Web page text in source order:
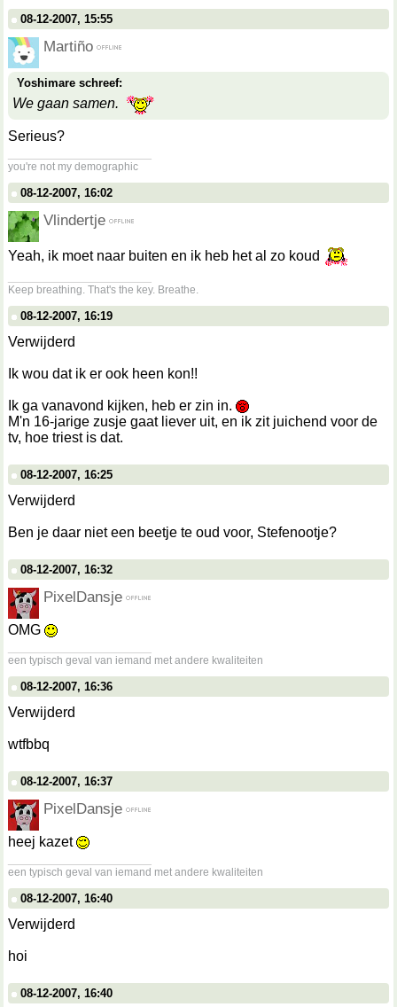
08-12-2007, 15:55
Martiño
Yoshimare schreef:
We gaan samen.
Serieus?
you're not my demographic
08-12-2007, 16:02
Vlindertje
Yeah, ik moet naar buiten en ik heb het al zo koud
Keep breathing. That's the key. Breathe.
08-12-2007, 16:19
Verwijderd
Ik wou dat ik er ook heen kon!!
Ik ga vanavond kijken, heb er zin in.
M'n 16-jarige zusje gaat liever uit, en ik zit juichend voor de
tv, hoe triest is dat.
08-12-2007, 16:25
Verwijderd
Ben je daar niet een beetje te oud voor, Stefenootje?
08-12-2007, 16:32
PixelDansje
OMG
een typisch geval van iemand met andere kwaliteiten
08-12-2007, 16:36
Verwijderd
wtfbbq
08-12-2007, 16:37
PixelDansje
heej kazet
een typisch geval van iemand met andere kwaliteiten
08-12-2007, 16:40
Verwijderd
hoi
08-12-2007, 16:40